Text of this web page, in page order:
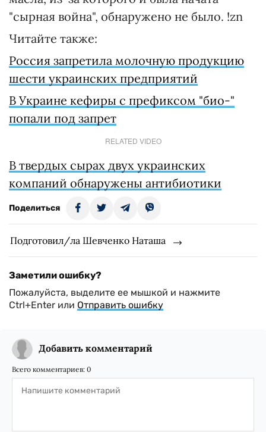
"сырная война", обнаружено не было. !zn
Читайте также:
Россия запретила молочную продукцию
шести украинских предприятий
В Украине кефиры с префиксом "био-"
попали под запрет
RELATED VIDEO
В твердых сырах двух украинских
компаний обнаружены антибиотики
Поделиться
Подготовил/ла Шевченко Наташа
Заметили ошибку?
Пожалуйста, выделите ее мышкой и нажмите
Ctrl+Enter или Отправить ошибку
Добавить комментарий
Всего комментариев: 0